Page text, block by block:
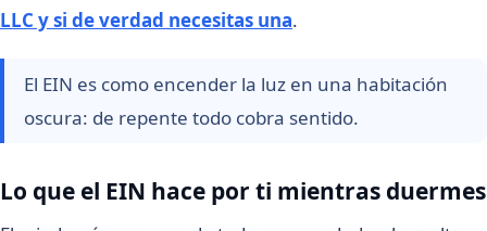
LLC y si de verdad necesitas una.
El EIN es como encender la luz en una habitación
oscura: de repente todo cobra sentido.
Lo que el EIN hace por ti mientras duermes